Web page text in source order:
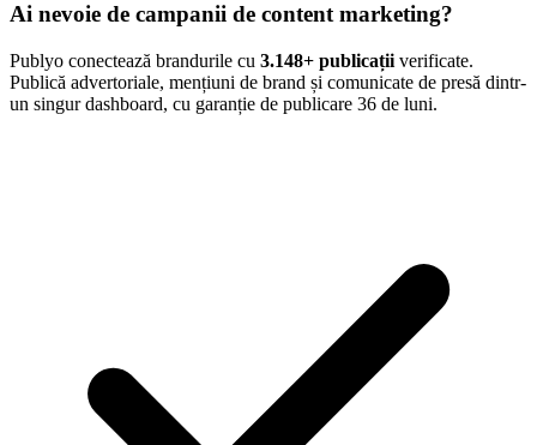
Ai nevoie de campanii de content marketing?
Publyo conectează brandurile cu 3.148+ publicații verificate.
Publică advertoriale, mențiuni de brand și comunicate de presă dintr-
un singur dashboard, cu garanție de publicare 36 de luni.